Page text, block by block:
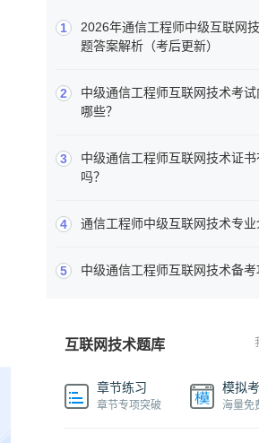
1
2026年通信工程师中级互联网
题答案解析（考后更新）
2
中级通信工程师互联网技术考
哪些？
3
中级通信工程师互联网技术证书
吗？
4 通信工程师中级互联网技术专业
5 中级通信工程师互联网技术备
互联网技术题库
章节练习
章节专项突破
模拟
海量免